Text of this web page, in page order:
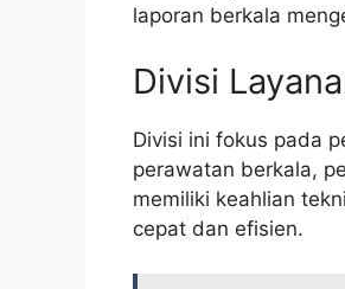
laporan berkala
Divisi
Divisi ini fokus pada
perawatan berkala,
memiliki keahlian
cepat dan efisien.